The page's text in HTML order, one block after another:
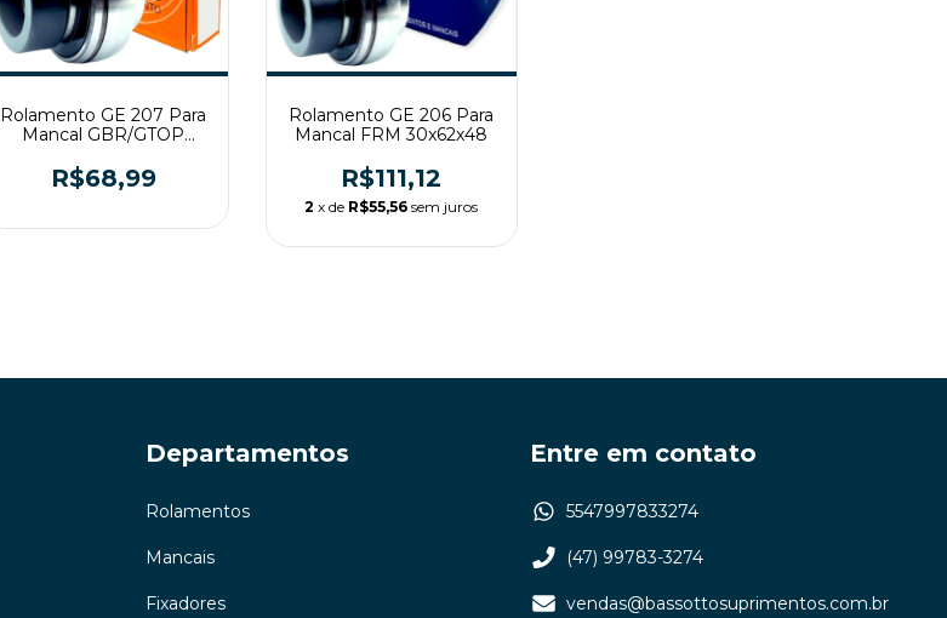
Rolamento GE 207 Para
Mancal GBR/GTOP
R$68,99
Rolamento GE 206 Para
Mancal FRM 30x62x48
R$111,12
2 x de R$55,56 sem juros
Departamentos
Rolamentos
Mancais
Fixadores
Entre em contato
5547997833274
(47) 99783-3274
vendas@bassottosuprimentos.com.br